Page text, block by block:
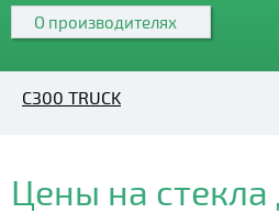
О производителях
C300 TRUCK
Цены на стекла